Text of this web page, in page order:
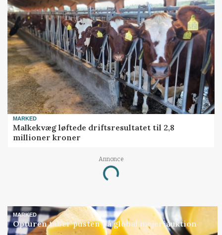
MARKED
Malkekvæg løftede driftsresultatet til 2,8
millioner kroner
Annonce
Loading...
MARKED
Opturen taber pusten på global mejeriauktion